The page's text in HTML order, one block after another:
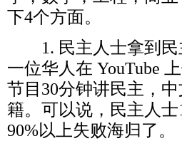
下4个方面。
1. 民主人士拿到
一位华人在 YouTube
节目 30分钟讲民主，
籍。可以说，民主人士
90%以上失败海归了。